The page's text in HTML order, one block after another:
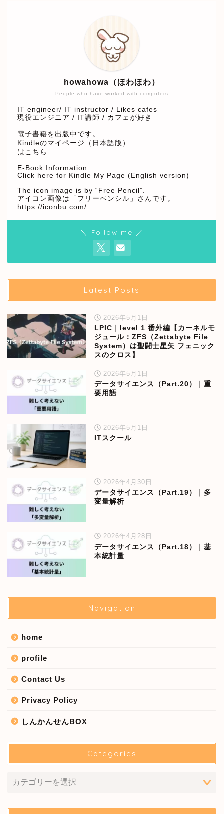
People who have worked with computers
howahowa（ほわほわ）
IT engineer/ IT instructor / Likes cafes
現役エンジニア / IT講師 / カフェが好き
電子書籍を出版中です。
Kindleのマイページ（日本語版）
はこちら
E-Book Information
Click here for Kindle My Page (English version)
The icon image is by “Free Pencil”.
アイコン画像は「フリーペンシル」さんです。
https://iconbu.com/
＼ Follow me ／
Latest Posts
2026年5月1日
LPIC｜level 1 番外編【カーネルモ
ジュール：ZFS（Zettabyte File
System）は聖闘士星矢 フェニック
スのクロス】
2026年5月1日
データサイエンス（Part.20）｜重
要用語
2026年5月1日
ITスクール
2026年4月30日
データサイエンス（Part.19）｜多
変量解析
2026年4月28日
データサイエンス（Part.18）｜基
本統計量
Navigation
home
profile
Contact Us
Privacy Policy
しんかんせんBOX
Categories